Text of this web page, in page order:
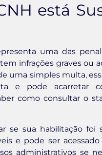
está
uma das
infrações graves ou
uma simples multa,
e pode acarretar
como consultar o
se sua habilitação foi
e pode ser
administrativos se